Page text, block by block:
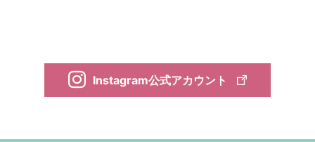
Instagram公式アカウント